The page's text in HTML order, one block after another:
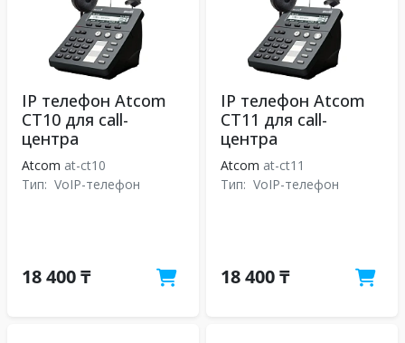
IP телефон Atcom
CT10 для call-
центра
Atcom at-ct10
Тип: VoIP-телефон
18 400 ₸
IP телефон Atcom
CT11 для call-
центра
Atcom at-ct11
Тип: VoIP-телефон
18 400 ₸